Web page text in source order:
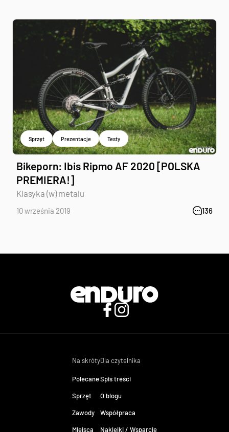
Sprzęt Prezentacje Testy
Bikeporn: Ibis Ripmo AF 2020 [POLSKA
PREMIERA!]
Klasyka (w) metalu
10 września 2019 136
Na skróty
Polecane
Sprzęt
Zawody
Miejsca
Dla czytelnika
Spis treści
O blogu
Współpraca
Naklejki / Wsparcie